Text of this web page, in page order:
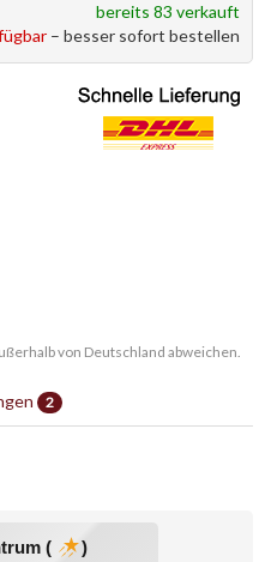
bereits 83 verkauft
– besser sofort bestellen
von Deutschland abweichen.
2
( )